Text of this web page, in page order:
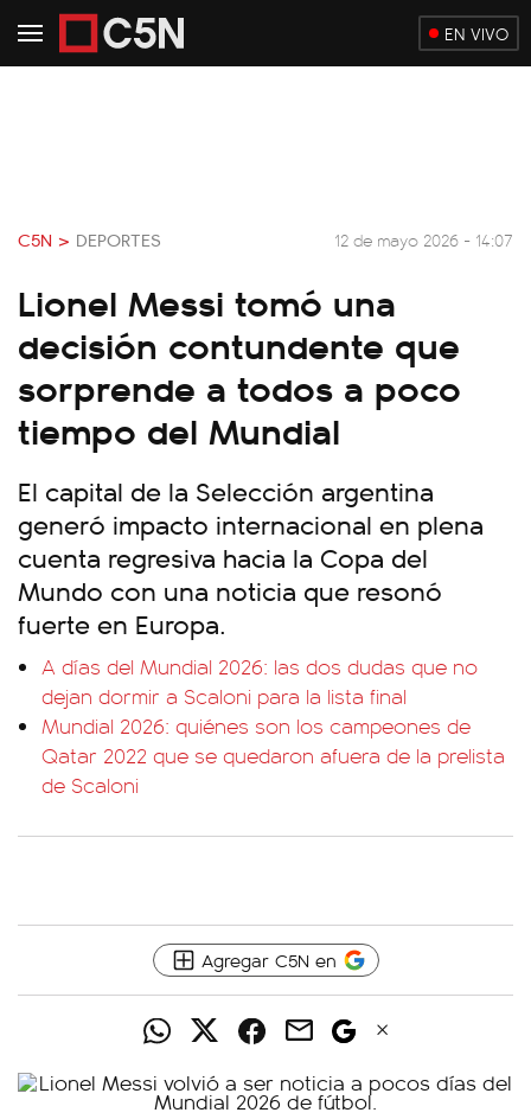
EN VIVO
C5N > DEPORTES 12 de mayo 2026 - 14:07
Lionel Messi tomó una
decisión contundente que
sorprende a todos a poco
tiempo del Mundial
El capital de la Selección argentina
generó impacto internacional en plena
cuenta regresiva hacia la Copa del
Mundo con una noticia que resonó
fuerte en Europa.
A días del Mundial 2026: las dos dudas que no
dejan dormir a Scaloni para la lista final
Mundial 2026: quiénes son los campeones de
Qatar 2022 que se quedaron afuera de la prelista
de Scaloni
Agregar C5N en